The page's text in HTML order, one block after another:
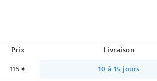
Prix Livraison
115 € 10 à 15 jours